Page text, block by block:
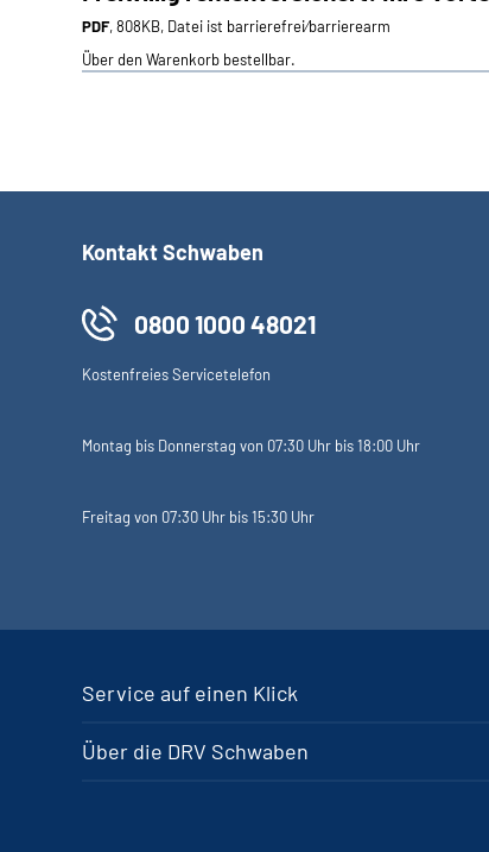
PDF, 808KB, Datei ist barrierefrei⁄barrierearm
Über den Warenkorb bestellbar.
Kontakt Schwaben
0800 1000 48021
Kostenfreies Servicetelefon
Montag bis Donnerstag von 07:30 Uhr bis 18:00 Uhr
Freitag von 07:30 Uhr bis 15:30 Uhr
Service auf einen Klick
Über die DRV Schwaben